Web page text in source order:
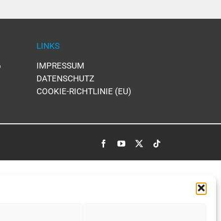
LINKS
IMPRESSUM
DATENSCHUTZ
COOKIE-RICHTLINIE (EU)
FacebookYouTube